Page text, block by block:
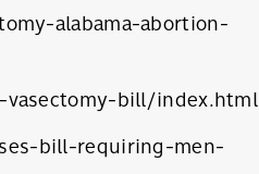
alabama-abortion-
bill/index.html
bill-requiring-men-